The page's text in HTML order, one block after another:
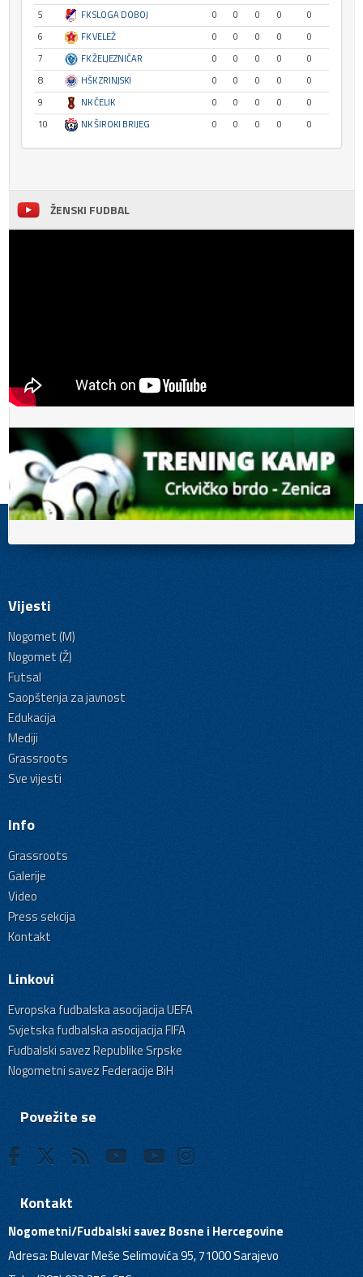
5
FK SLOGA DOBOJ 0 0 0 0
0
6
FK VELEŽ 0 0 0 0
0
7
FK ŽELJEZNIČAR 0 0 0 0
0
8
HŠK ZRINJSKI 0 0 0 0
0
9
NK ČELIK 0 0 0 0
0
10
NK ŠIROKI BRIJEG 0 0 0 0 0
ŽENSKI FUDBAL
Vijesti
Nogomet (M)
Nogomet (Ž)
Futsal
Saopštenja za javnost
Edukacija
Mediji
Grassroots
Sve vijesti
Info
Grassroots
Galerije
Video
Press sekcija
Kontakt
Linkovi
Evropska fudbalska asocijacija UEFA
Svjetska fudbalska asocijacija FIFA
Fudbalski savez Republike Srpske
Nogometni savez Federacije BiH
Povežite se
Kontakt
Nogometni/Fudbalski savez Bosne i Hercegovine
Adresa: Bulevar Meše Selimovića 95, 71000 Sarajevo